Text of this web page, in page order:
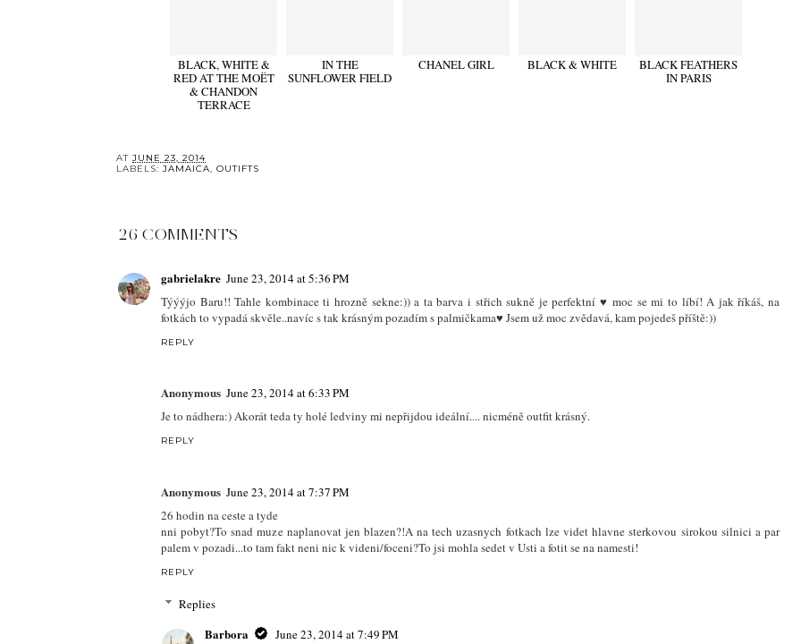
BLACK, WHITE &
RED AT THE MOËT
& CHANDON
TERRACE
IN THE
SUNFLOWER FIELD
CHANEL GIRL BLACK & WHITE
BLACK FEATHERS
IN PARIS
AT JUNE 23, 2014
LABELS: JAMAICA, OUTIFTS
26 COMMENTS
gabrielakre June 23, 2014 at 5:36 PM
Týýýjo Baru!! Tahle kombinace ti hrozně sekne:)) a ta barva i střich sukně je perfektní ♥ moc se mi to líbí! A jak říkáš, na
fotkách to vypadá skvěle..navíc s tak krásným pozadím s palmičkama♥ Jsem už moc zvědavá, kam pojedeš příště:))
REPLY
Anonymous June 23, 2014 at 6:33 PM
Je to nádhera:) Akorát teda ty holé ledviny mi nepřijdou ideální.... nicméně outfit krásný.
REPLY
Anonymous June 23, 2014 at 7:37 PM
26 hodin na ceste a tyde
nni pobyt?To snad muze naplanovat jen blazen?!A na tech uzasnych fotkach lze videt hlavne sterkovou sirokou silnici a par
palem v pozadi...to tam fakt neni nic k videni/foceni?To jsi mohla sedet v Usti a fotit se na namesti!
REPLY
Replies
Barbora
June 23, 2014 at 7:49 PM